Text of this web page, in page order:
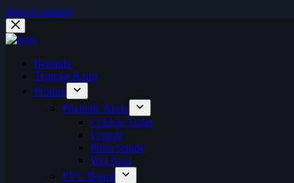
Skip to content
Beranda
Tentang Kami
Produk
Phenolic Resin
Cubicle Toilet
Urinoir
Pintu Single
Wet Area
PVC Board